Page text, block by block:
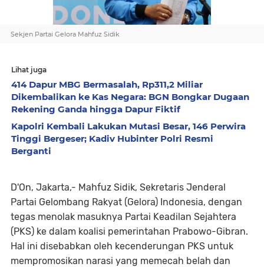
Sekjen Partai Gelora Mahfuz Sidik
Lihat juga
414 Dapur MBG Bermasalah, Rp311,2 Miliar
Dikembalikan ke Kas Negara: BGN Bongkar Dugaan
Rekening Ganda hingga Dapur Fiktif
Kapolri Kembali Lakukan Mutasi Besar, 146 Perwira
Tinggi Bergeser; Kadiv Hubinter Polri Resmi
Berganti
D'On, Jakarta,- Mahfuz Sidik, Sekretaris Jenderal
Partai Gelombang Rakyat (Gelora) Indonesia, dengan
tegas menolak masuknya Partai Keadilan Sejahtera
(PKS) ke dalam koalisi pemerintahan Prabowo-Gibran.
Hal ini disebabkan oleh kecenderungan PKS untuk
mempromosikan narasi yang memecah belah dan